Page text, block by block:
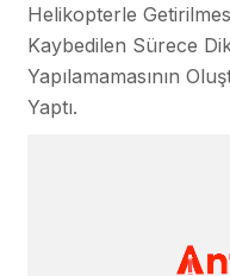
Helikopterle
Kaybedilen Sürece
Yapılamamasının
Yaptı.